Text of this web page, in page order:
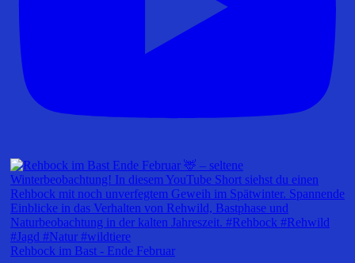
Rehbock im Bast - Ende Februar